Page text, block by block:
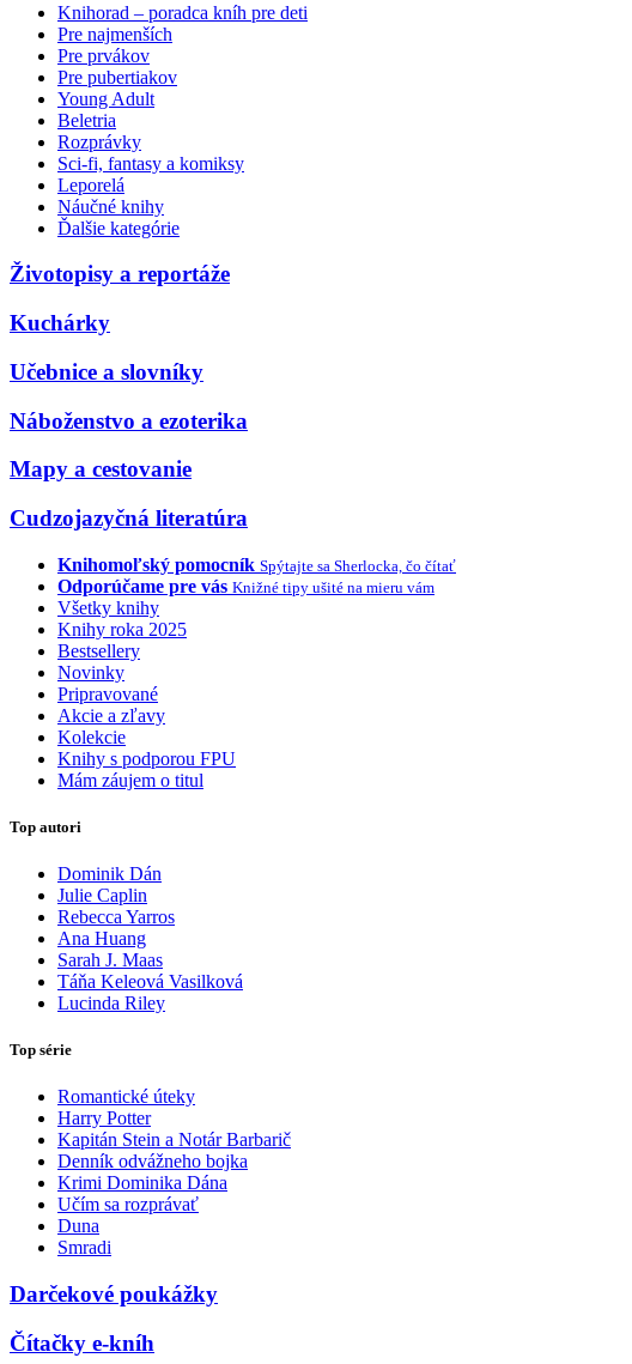
Knihorad – poradca kníh pre deti
Pre najmenších
Pre prvákov
Pre pubertiakov
Young Adult
Beletria
Rozprávky
Sci-fi, fantasy a komiksy
Leporelá
Náučné knihy
Ďalšie kategórie
Životopisy a reportáže
Kuchárky
Učebnice a slovníky
Náboženstvo a ezoterika
Mapy a cestovanie
Cudzojazyčná literatúra
Knihomoľský pomocník Spýtajte sa Sherlocka, čo čítať
Odporúčame pre vás Knižné tipy ušité na mieru vám
Všetky knihy
Knihy roka 2025
Bestsellery
Novinky
Pripravované
Akcie a zľavy
Kolekcie
Knihy s podporou FPU
Mám záujem o titul
Top autori
Dominik Dán
Julie Caplin
Rebecca Yarros
Ana Huang
Sarah J. Maas
Táňa Keleová Vasilková
Lucinda Riley
Top série
Romantické úteky
Harry Potter
Kapitán Stein a Notár Barbarič
Denník odvážneho bojka
Krimi Dominika Dána
Učím sa rozprávať
Duna
Smradi
Darčekové poukážky
Čítačky e-kníh